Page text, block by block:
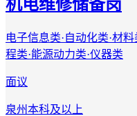
机电维修储备岗
电子信息类·自动化类·材
程类·能源动力类·仪器类
面议
泉州本科及以上